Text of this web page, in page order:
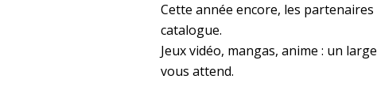
Cette année encore, les
catalogue.
Jeux vidéo, mangas, anime : un
vous attend.